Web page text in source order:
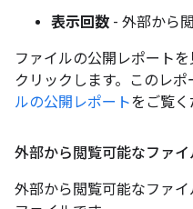
表示回数 - 外部から
ファイルの公開 レポートを
クリックします。このレポ
ルの公開レポートをご覧く
外部から閲覧可能なファ
外部から閲覧可能なファ